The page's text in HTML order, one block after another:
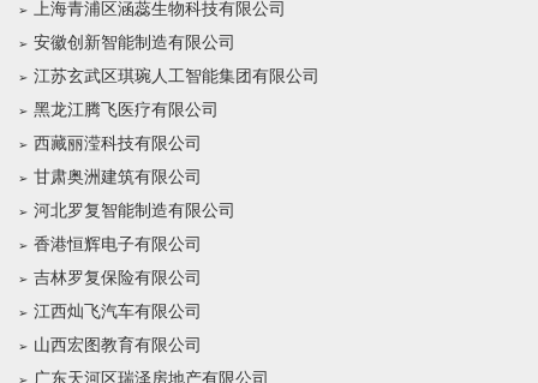
上海青浦区涵蕊生物科技有限公司
安徽创新智能制造有限公司
江苏玄武区琪琬人工智能集团有限公司
黑龙江腾飞医疗有限公司
西藏丽滢科技有限公司
甘肃奥洲建筑有限公司
河北罗复智能制造有限公司
香港恒辉电子有限公司
吉林罗复保险有限公司
江西灿飞汽车有限公司
山西宏图教育有限公司
广东天河区瑞泽房地产有限公司